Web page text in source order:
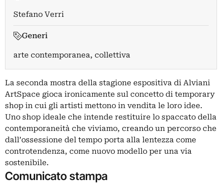
Stefano Verri
Generi
arte contemporanea, collettiva
La seconda mostra della stagione espositiva di Alviani
ArtSpace gioca ironicamente sul concetto di temporary
shop in cui gli artisti mettono in vendita le loro idee.
Uno shop ideale che intende restituire lo spaccato della
contemporaneità che viviamo, creando un percorso che
dall’ossessione del tempo porta alla lentezza come
controtendenza, come nuovo modello per una via
sostenibile.
Comunicato stampa